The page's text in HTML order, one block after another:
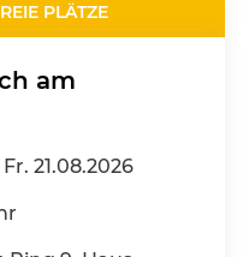
PLÄTZE
am
Fr. 21.08.2026